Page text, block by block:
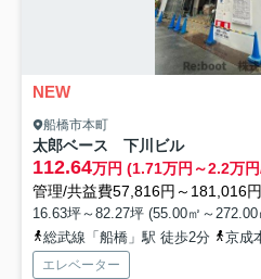
NEW
船橋市本町
太郎ベース 下川ビル
112.64万円 (1.71万円～2.2万
管理/共益費57,816円～181,016円
16.63坪～82.27坪 (55.00㎡～
総武線「船橋」駅 徒歩2分
京成
エレベーター